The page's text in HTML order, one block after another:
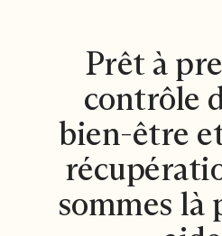
Prêt à
contrôle
bien-être
sommes là